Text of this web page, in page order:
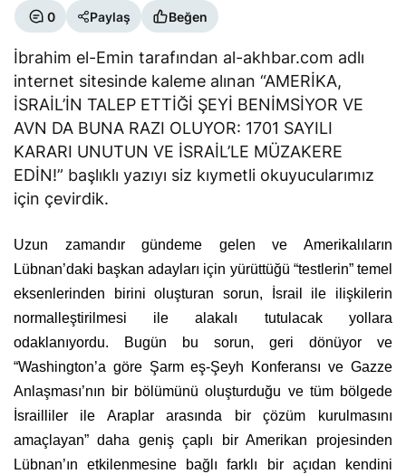
0 Paylaş Beğen
İbrahim el-Emin tarafından al-akhbar.com adlı
internet sitesinde kaleme alınan “AMERİKA,
İSRAİL’İN TALEP ETTİĞİ ŞEYİ BENİMSİYOR VE
AVN DA BUNA RAZI OLUYOR: 1701 SAYILI
KARARI UNUTUN VE İSRAİL’LE MÜZAKERE
EDİN!” başlıklı yazıyı siz kıymetli okuyucularımız
için çevirdik.
Uzun zamandır gündeme gelen ve Amerikalıların
Lübnan’daki başkan adayları için yürüttüğü “testlerin” temel
eksenlerinden birini oluşturan sorun, İsrail ile ilişkilerin
normalleştirilmesi ile alakalı tutulacak yollara
odaklanıyordu. Bugün bu sorun, geri dönüyor ve
“Washington’a göre Şarm eş-Şeyh Konferansı ve Gazze
Anlaşması’nın bir bölümünü oluşturduğu ve tüm bölgede
İsrailliler ile Araplar arasında bir çözüm kurulmasını
amaçlayan” daha geniş çaplı bir Amerikan projesinden
Lübnan’ın etkilenmesine bağlı farklı bir açıdan kendini